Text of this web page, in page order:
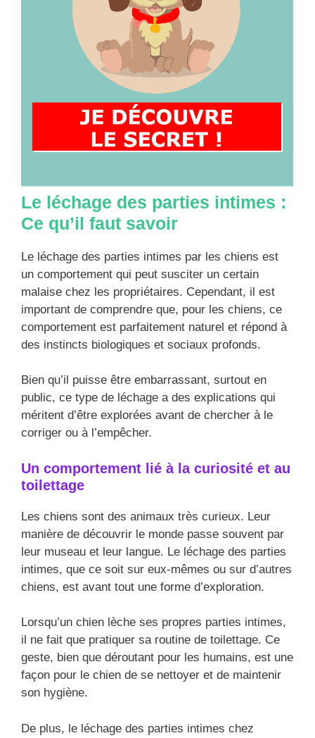
Le léchage des parties intimes :
Ce qu’il faut savoir
Le léchage des parties intimes par les chiens est
un comportement qui peut susciter un certain
malaise chez les propriétaires. Cependant, il est
important de comprendre que, pour les chiens, ce
comportement est parfaitement naturel et répond à
des instincts biologiques et sociaux profonds.
Bien qu’il puisse être embarrassant, surtout en
public, ce type de léchage a des explications qui
méritent d’être explorées avant de chercher à le
corriger ou à l’empêcher.
Un comportement lié à la curiosité et au
toilettage
Les chiens sont des animaux très curieux. Leur
manière de découvrir le monde passe souvent par
leur museau et leur langue. Le léchage des parties
intimes, que ce soit sur eux-mêmes ou sur d’autres
chiens, est avant tout une forme d’exploration.
Lorsqu’un chien lèche ses propres parties intimes,
il ne fait que pratiquer sa routine de toilettage. Ce
geste, bien que déroutant pour les humains, est une
façon pour le chien de se nettoyer et de maintenir
son hygiène.
De plus, le léchage des parties intimes chez